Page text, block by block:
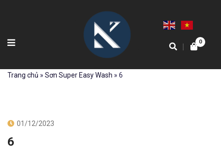
|
0
Trang chủ » Sơn Super Easy Wash » 6
01/12/2023
6